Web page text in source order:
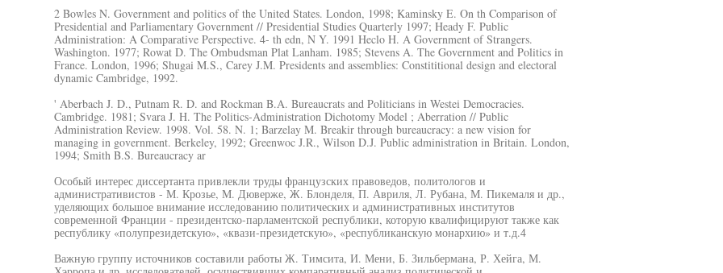
2 Bowles N. Government and politics of the United States. London, 1998; Kaminsky E. On th Comparison of
Presidential and Parliamentary Government // Presidential Studies Quarterly 1997; Heady F. Public
Administration: A Comparative Perspective. 4- th edn, N Y. 1991 Heclo H. A Government of Strangers.
Washington. 1977; Rowat D. The Ombudsman Plat Lanham. 1985; Stevens A. The Government and Politics in
France. London, 1996; Shugai M.S., Carey J.M. Presidents and assemblies: Constititional design and electoral
dynamic Cambridge, 1992.
' Aberbach J. D., Putnam R. D. and Rockman B.A. Bureaucrats and Politicians in Westei Democracies.
Cambridge. 1981; Svara J. H. The Politics-Administration Dichotomy Model ; Aberration // Public
Administration Review. 1998. Vol. 58. N. 1; Barzelay M. Breakir through bureaucracy: a new vision for
managing in government. Berkeley, 1992; Greenwoc J.R., Wilson D.J. Public administration in Britain. London,
1994; Smith B.S. Bureaucracy ar
Особый интерес диссертанта привлекли труды французских правоведов, политологов и
административистов - М. Крозье, М. Дюверже, Ж. Блонделя, П. Авриля, Л. Рубана, М. Пикемаля и др.,
уделяющих большое внимание исследованию политических и административных институтов
современной Франции - президентско-парламентской республики, которую квалифицируют также как
республику «полупрезидетскую», «квази-президетскую», «республиканскую монархию» и т.д.4
Важную группу источников составили работы Ж. Тимсита, И. Мени, Б. Зильбермана, Р. Хейга, М.